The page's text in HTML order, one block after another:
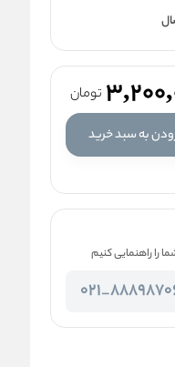
تومان
به سبد خرید
را راهنمایی کنیم